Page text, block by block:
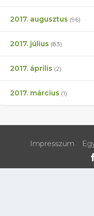
2017. augusztus (96)
2017. július (83)
2017. április (2)
2017. március (1)
Impresszum